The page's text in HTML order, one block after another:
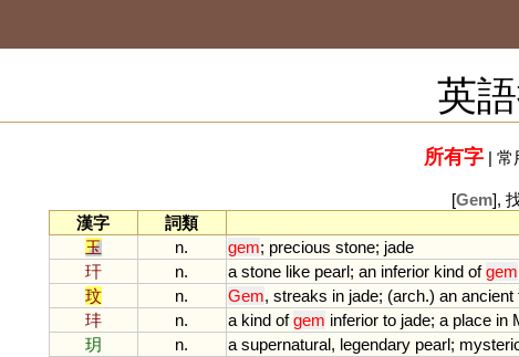
英
所有字| 常
[Gem],
漢字
詞類
玉
n. gem; precious stone; jade
玕
n. a stone like pearl; an inferior kind of gem
玟
n. Gem, streaks in jade; (arch.) an ancient
玤
n. a kind of gem inferior to jade; a place in
玥
n. a supernatural, legendary pearl;